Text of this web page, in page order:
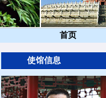
首页
使馆信息